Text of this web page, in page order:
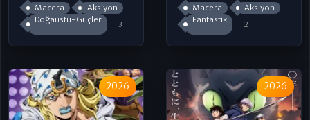
Macera
Aksiyon
Doğaüstü-Güçler
+3
Macera
Aksiyon
Fantastik
+2
2026 2026